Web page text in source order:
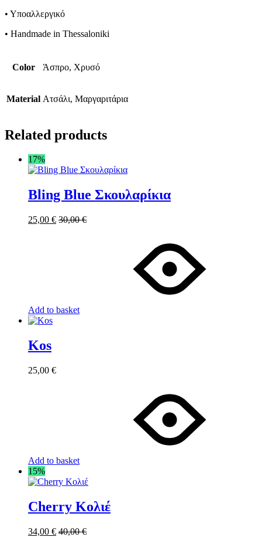
• Υποαλλεργικό
• Handmade in Thessaloniki
Color Άσπρο, Χρυσό
Material Ατσάλι, Μαργαριτάρια
Related products
17%
Bling Blue Σκουλαρίκια
25,00 € 30,00€
Add to basket
Kos
25,00 €
Add to basket
15%
Cherry Κολιέ
34,00 € 40,00€